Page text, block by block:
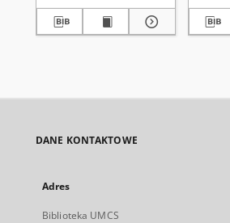
DANE KONTAKTOWE
Adres
Biblioteka UMCS